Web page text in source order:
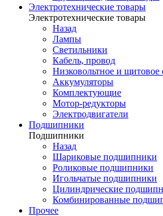
Электротехнические товары
Электротехнические товары
Назад
Лампы
Светильники
Кабель, провод
Низковольтное и щитовое
Аккумуляторы
Комплектующие
Мотор-редукторы
Электродвигатели
Подшипники
Подшипники
Назад
Шариковые подшипники
Роликовые подшипники
Игольчатые подшипники
Цилиндрические
Комбинированные
Прочее